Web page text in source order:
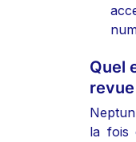
Quel
revue
la fois